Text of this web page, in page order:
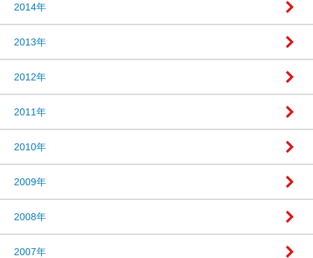
2014年
2013年
2012年
2011年
2010年
2009年
2008年
2007年